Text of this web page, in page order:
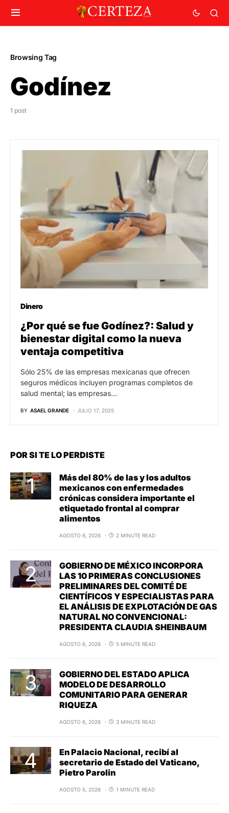
Browsing Tag
Godínez
1 post
Dinero
¿Por qué se fue Godínez?: Salud y
bienestar digital como la nueva
ventaja competitiva
Sólo 25% de las empresas mexicanas que ofrecen
seguros médicos incluyen programas completos de
salud mental; las empresas…
BY ASAEL GRANDE JULIO 17, 2025
POR SI TE LO PERDISTE
Más del 80% de las y los adultos
mexicanos con enfermedades
crónicas considera importante el
etiquetado frontal al comprar
alimentos
AGOSTO 6, 2026 2 MINUTE READ
GOBIERNO DE MÉXICO INCORPORA
LAS 10 PRIMERAS CONCLUSIONES
PRELIMINARES DEL COMITÉ DE
CIENTÍFICOS Y ESPECIALISTAS PARA
EL ANÁLISIS DE EXPLOTACIÓN DE GAS
NATURAL NO CONVENCIONAL:
PRESIDENTA CLAUDIA SHEINBAUM
AGOSTO 6, 2026 5 MINUTE READ
GOBIERNO DEL ESTADO APLICA
MODELO DE DESARROLLO
COMUNITARIO PARA GENERAR
RIQUEZA
AGOSTO 6, 2026 3 MINUTE READ
En Palacio Nacional, recibí al
secretario de Estado del Vaticano,
Pietro Parolin
AGOSTO 5, 2026 1 MINUTE READ